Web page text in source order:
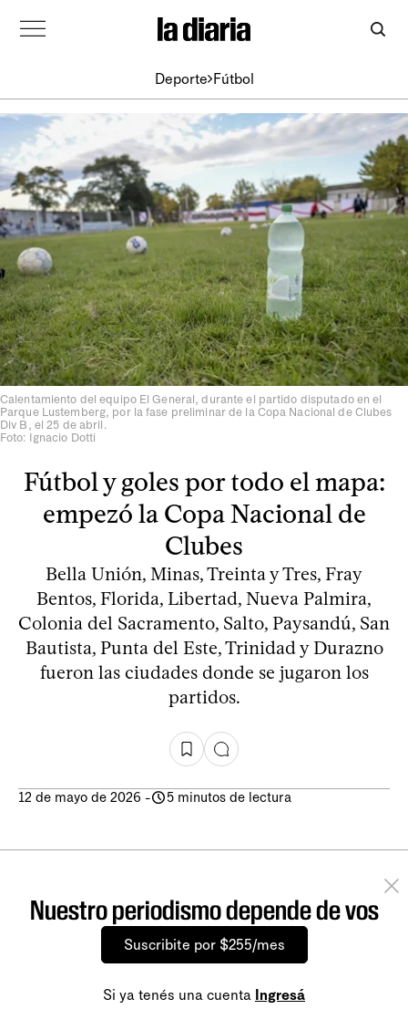
Deporte Fútbol
Calentamiento del equipo El General, durante el partido disputado en el
Parque Lustemberg, por la fase preliminar de la Copa Nacional de Clubes
Div B, el 25 de abril.
Foto: Ignacio Dotti
Fútbol y goles por todo el mapa:
empezó la Copa Nacional de
Clubes
Bella Unión, Minas, Treinta y Tres, Fray
Bentos, Florida, Libertad, Nueva Palmira,
Colonia del Sacramento, Salto, Paysandú, San
Bautista, Punta del Este, Trinidad y Durazno
fueron las ciudades donde se jugaron los
partidos.
12 de mayo de 2026 - 5 minutos de lectura
Nuestro periodismo depende de vos
Suscribite por $255/mes
Si ya tenés una cuenta Ingresá